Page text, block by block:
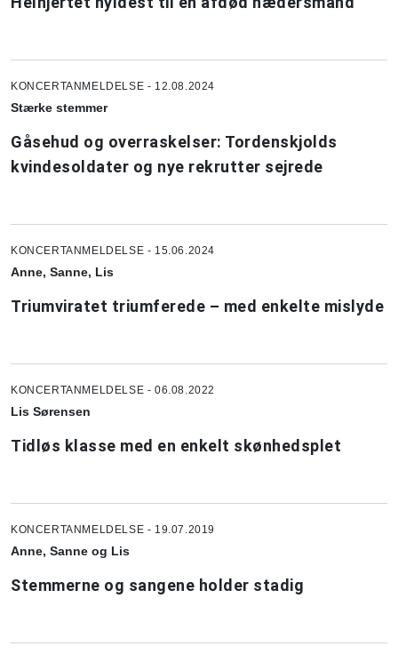
KONCERTANMELDELSE - 12.08.2024
Stærke stemmer
Gåsehud og overraskelser: Tordenskjolds
kvindesoldater og nye rekrutter sejrede
KONCERTANMELDELSE - 15.06.2024
Anne, Sanne, Lis
Triumviratet triumferede – med enkelte mislyde
KONCERTANMELDELSE - 06.08.2022
Lis Sørensen
Tidløs klasse med en enkelt skønhedsplet
KONCERTANMELDELSE - 19.07.2019
Anne, Sanne og Lis
Stemmerne og sangene holder stadig